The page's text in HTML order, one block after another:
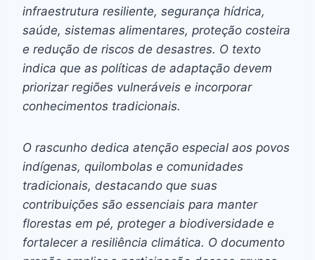
infraestrutura resiliente, segurança hídrica,
saúde, sistemas alimentares, proteção costeira
e redução de riscos de desastres. O texto
indica que as políticas de adaptação devem
priorizar regiões vulneráveis e incorporar
conhecimentos tradicionais.
O rascunho dedica atenção especial aos povos
indígenas, quilombolas e comunidades
tradicionais, destacando que suas
contribuições são essenciais para manter
florestas em pé, proteger a biodiversidade e
fortalecer a resiliência climática. O documento